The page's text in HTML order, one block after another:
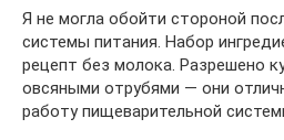
Я не могла обойти стороной
системы питания. Набор
рецепт без молока. Разрешено
овсяными отрубями — они
работу пищеварительной